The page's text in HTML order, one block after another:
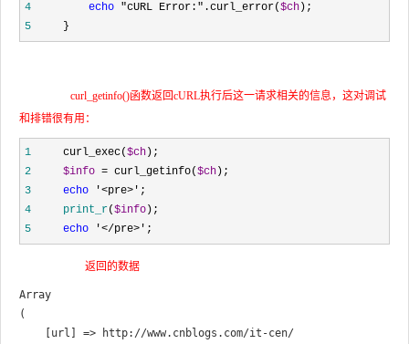
4
echo "cURL Error:".curl_error($ch
5
     }
curl_getinfo()函数返回cURL执行后这一请求相关的信息，这对调试
和排错很有用：
1
     curl_exec(
$ch
2
$info = curl_getinfo($ch
3
echo '<pre>'
4
print_r($info
5
echo '</pre>';
返回的数据
Array
(